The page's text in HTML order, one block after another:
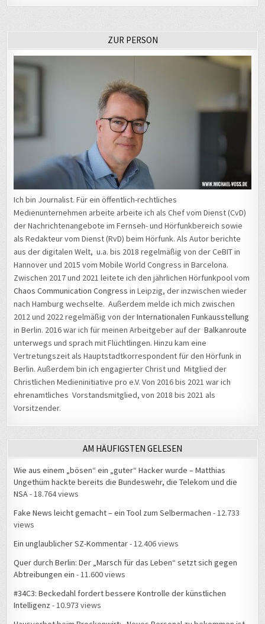
ZUR PERSON
Ich bin Journalist. Für ein öffentlich-rechtliches
Medienunternehmen arbeite arbeite ich als Chef vom Dienst (CvD)
der Nachrichtenangebote im Fernseh- und Hörfunkbereich sowie
als Redakteur vom Dienst (RvD) beim Hörfunk. Als Autor berichte
aus der digitalen Welt, u.a. bis 2018 regelmäßig von der CeBIT in
Hannover und 2015 vom Mobile World Congress in Barcelona.
Zwischen 2017 und 2021 leitete ich den jährlichen Hörfunkpool vom
Chaos Communication Congress in Leipzig, der inzwischen wieder
nach Hamburg wechselte. Außerdem melde ich mich zwischen
2012 und 2022 regelmäßig von derInternationalen Funkausstellung
in Berlin. 2016 war ich für meinen Arbeitgeber auf derBalkanroute
unterwegs und sprach mit Flüchtlingen. Hinzu kam eine
Vertretungszeit als Hauptstadtkorrespondent für den Hörfunk in
Berlin. Außerdem bin ich engagierter Christ und Mitglied der
Christlichen Medieninitiative pro e.V. Von 2016 bis 2021 war ich
ehrenamtliches Vorstandsmitglied, von 2018 bis 2021 als
Vorsitzender.
AM HÄUFIGSTEN GELESEN
Wie aus einem „bösen“ ein „guter“ Hacker wurde – Matthias
Ungethüm hackte bereits die Bundeswehr, die Telekom und die
NSA- 18.764 views
Fake News leicht gemacht – ein Tool zum Selbermachen - 12.733
views
Ein unglaublicher SZ-Kommentar- 12.406 views
Quer durch Berlin: Der „Marsch für das Leben“ setzt sich gegen
Abtreibungen ein - 11.600 views
#34C3: Beckedahl fordert bessere Kontrolle der künstlichen
Intelligenz - 10.973 views